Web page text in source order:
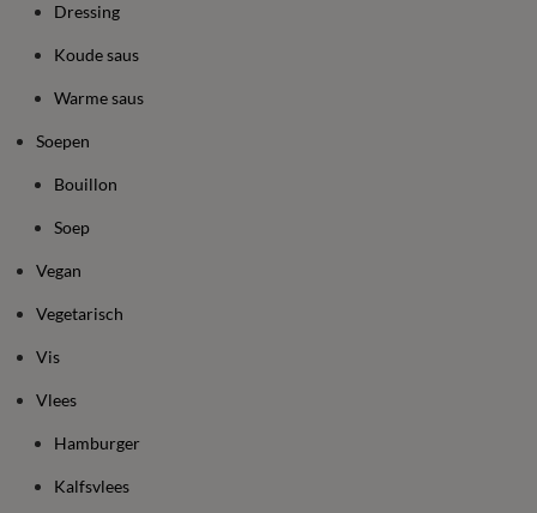
Dressing
Koude saus
Warme saus
Soepen
Bouillon
Soep
Vegan
Vegetarisch
Vis
Vlees
Hamburger
Kalfsvlees